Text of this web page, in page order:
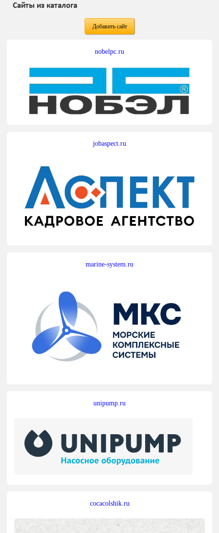
Сайты из каталога
Добавить сайт
nobelpc.ru
jobaspect.ru
marine-system.ru
unipump.ru
cocacolshik.ru